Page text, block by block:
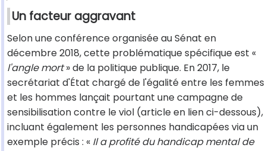
Un facteur aggravant
Selon une conférence organisée au Sénat en
décembre 2018, cette problématique spécifique est «
l'angle mort» de la politique publique. En 2017, le
secrétariat d'État chargé de l'égalité entre les femmes
et les hommes lançait pourtant une campagne de
sensibilisation contre le viol (article en lien ci-dessous),
incluant également les personnes handicapées via un
exemple précis : « Il a profité du handicap mental de